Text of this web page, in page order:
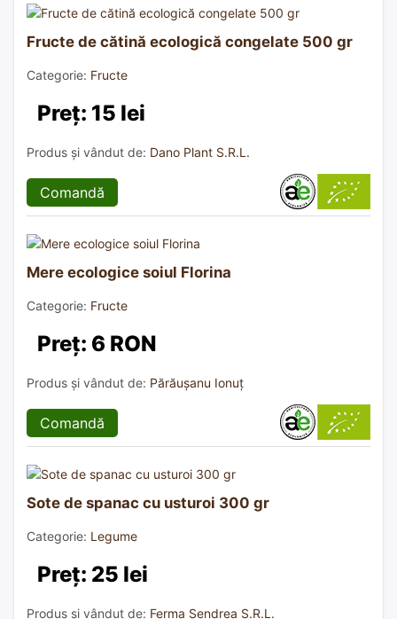
Fructe de cătină ecologică congelate 500 gr
Categorie: Fructe
Preț: 15 lei
Produs și vândut de: Dano Plant S.R.L.
Comandă
Mere ecologice soiul Florina
Categorie: Fructe
Preț: 6 RON
Produs și vândut de: Părăușanu Ionuț
Comandă
Sote de spanac cu usturoi 300 gr
Categorie: Legume
Preț: 25 lei
Produs și vândut de: Ferma Sendrea S.R.L.